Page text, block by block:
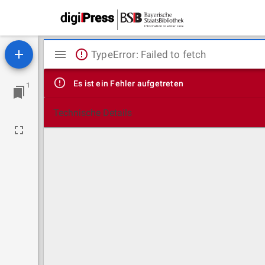
1
Mirador
Viewer
TypeError: Failed to fetch
Es ist ein Fehler aufgetreten
Technische Details